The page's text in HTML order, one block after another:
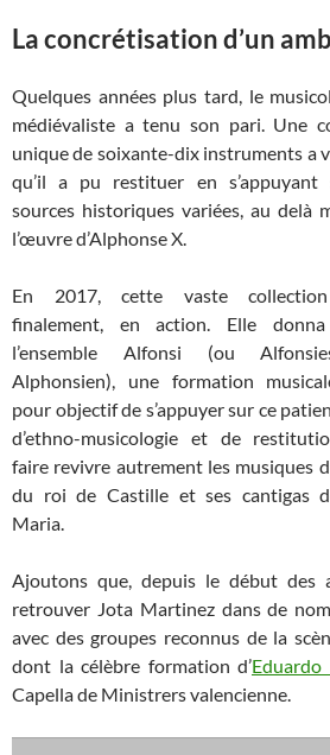
La concrétisation d’un
Quelques années plus tard, le
médiévaliste a tenu son pari. Une
unique de soixante-dix instruments a
qu’il a pu restituer en s’appuyant
sources historiques variées, au delà
l’œuvre d’Alphonse X.
En 2017, cette vaste
finalement, en action. Elle
l’ensemble Alfonsi (ou
Alphonsien), une formation
pour objectif de s’appuyer sur ce
d’ethno-musicologie et de
faire revivre autrement les musiques
du roi de Castille et ses cantigas
Maria.
Ajoutons que, depuis le début des
retrouver Jota Martinez dans de
avec des groupes reconnus de la
dont la célèbre formation d’Eduardo
Capella de Ministrers valencienne.